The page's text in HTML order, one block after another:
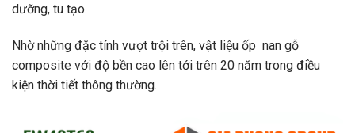
dưỡng, tu tạo.
Nhờnhững đặc tính vượt trội trên, vật liệu ốp nan gỗ
composite với độ bền cao lên tới trên 20 năm trong điều
kiện thời tiết thông thường.